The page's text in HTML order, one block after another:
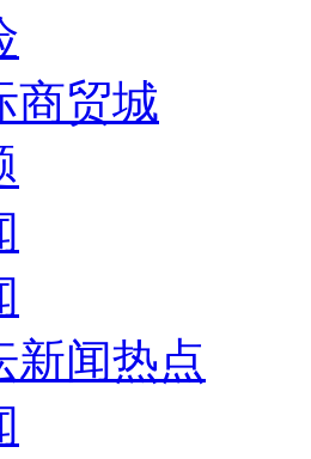
商贸城
新闻热点